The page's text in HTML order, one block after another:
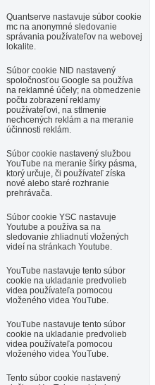
Quantserve nastavuje súbor cookie
mc na anonymné sledovanie
správania používateľov na webovej
lokalite.
Súbor cookie NID nastavený
spoločnosťou Google sa používa
na reklamné účely; na obmedzenie
počtu zobrazení reklamy
používateľovi, na stlmenie
nechcených reklám a na meranie
účinnosti reklám.
Súbor cookie nastavený službou
YouTube na meranie šírky pásma,
ktorý určuje, či používateľ získa
nové alebo staré rozhranie
prehrávača.
Súbor cookie YSC nastavuje
Youtube a používa sa na
sledovanie zhliadnutí vložených
videí na stránkach Youtube.
YouTube nastavuje tento súbor
cookie na ukladanie predvolieb
videa používateľa pomocou
vloženého videa YouTube.
YouTube nastavuje tento súbor
cookie na ukladanie predvolieb
videa používateľa pomocou
vloženého videa YouTube.
Tento súbor cookie nastavený